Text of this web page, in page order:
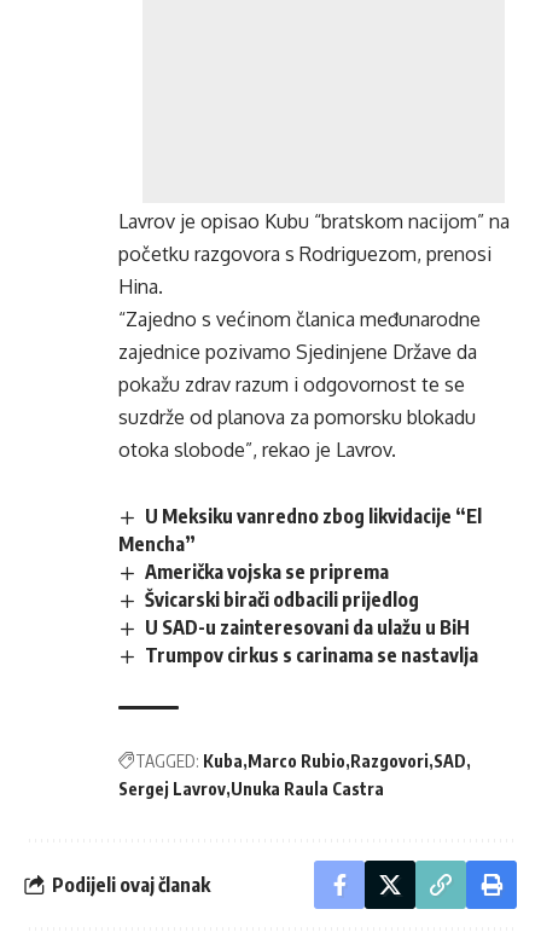
Lavrov je opisao Kubu “bratskom nacijom” na
početku razgovora s Rodriguezom, prenosi
Hina.
“Zajedno s većinom članica međunarodne
zajednice pozivamo Sjedinjene Države da
pokažu zdrav razum i odgovornost te se
suzdrže od planova za pomorsku blokadu
otoka slobode”, rekao je Lavrov.
U Meksiku vanredno zbog likvidacije “El
Mencha”
Američka vojska se priprema
Švicarski birači odbacili prijedlog
U SAD-u zainteresovani da ulažu u BiH
Trumpov cirkus s carinama se nastavlja
TAGGED: Kuba Marco Rubio Razgovori SAD
Sergej Lavrov Unuka Raula Castra
Podijeli ovaj članak